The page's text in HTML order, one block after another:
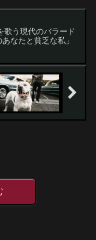
歌う現代のバラード
なたと貧乏な私」